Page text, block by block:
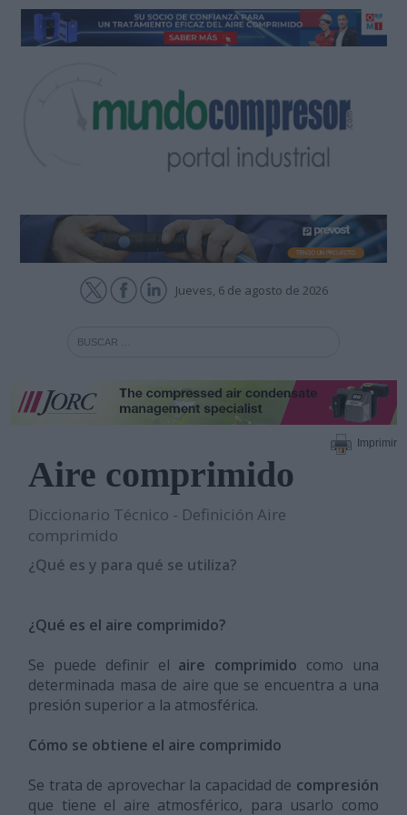
Jueves, 6 de agosto de 2026
Imprimir
Aire comprimido
Diccionario Técnico - Definición Aire
comprimido
¿Qué es y para qué se utiliza?
¿Qué es el aire comprimido?
Se puede definir el aire comprimido como una
determinada masa de aire que se encuentra a una
presión superior a la atmosférica.
Cómo se obtiene el aire comprimido
Se trata de aprovechar la capacidad de compresión
que tiene el aire atmosférico, para usarlo como